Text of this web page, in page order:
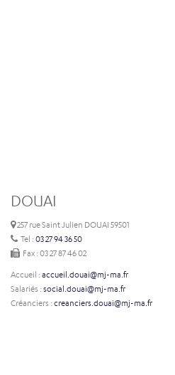
DOUAI
257 rue Saint Julien DOUAI 59501
Tel : 03 27 94 36 50
Fax : 03 27 87 46 02
Accueil : accueil.douai@mj-ma.fr
Salariés : social.douai@mj-ma.fr
Créanciers : creanciers.douai@mj-ma.fr